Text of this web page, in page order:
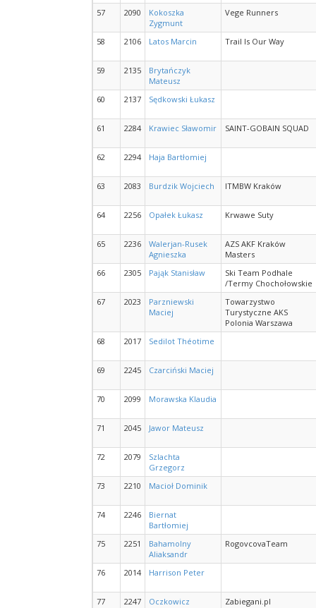
57
2090
Kokoszka
Zygmunt
Vege Runners
58 2106 Latos Marcin Trail Is Our Way
59 2135
Brytańczyk
Mateusz
60
2137 Sędkowski Łukasz
61 2284 Krawiec Sławomir SAINT-GOBAIN SQUAD
62 2294 Haja Bartłomiej
63 2083 Burdzik Wojciech ITMBW Kraków
64 2256 Opałek Łukasz Krwawe Suty
65 2236
Walerjan-Rusek
Agnieszka
AZS AKF Kraków
Masters
66
2305 Pająk Stanisław
Ski Team Podhale
/Termy Chochołowskie
67
2023
Parzniewski
Maciej
Towarzystwo
Turystyczne AKS
Polonia Warszawa
68
2017 Sedilot Théotime
69 2245 Czarciński Maciej
70 2099 Morawska Klaudia
71 2045 Jawor Mateusz
72 2079
Szlachta
Grzegorz
73
2210 Macioł Dominik
74 2246
Biernat
Bartłomiej
75
2251
Bahamolny
Aliaksandr
RogovcovaTeam
76 2014 Harrison Peter
77 2247
Oczkowicz
Zabiegani.pl